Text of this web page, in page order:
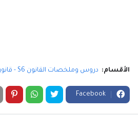
الأقسام: دروس وملخصات القانون S6 - قانون خاص
Facebook